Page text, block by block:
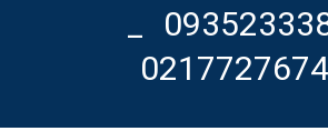
09352333825 _